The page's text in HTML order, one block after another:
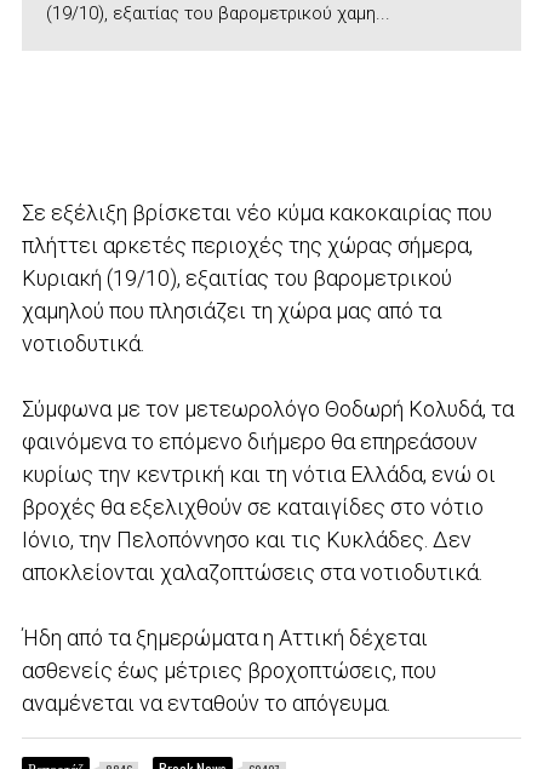
(19/10), εξαιτίας του βαρομετρικού χαμη...
Σε εξέλιξη βρίσκεται νέο κύμα κακοκαιρίας που
πλήττει αρκετές περιοχές της χώρας σήμερα,
Κυριακή (19/10), εξαιτίας του βαρομετρικού
χαμηλού που πλησιάζει τη χώρα μας από τα
νοτιοδυτικά.
Σύμφωνα με τον μετεωρολόγο Θοδωρή Κολυδά, τα
φαινόμενα το επόμενο διήμερο θα επηρεάσουν
κυρίως την κεντρική και τη νότια Ελλάδα, ενώ οι
βροχές θα εξελιχθούν σε καταιγίδες στο νότιο
Ιόνιο, την Πελοπόννησο και τις Κυκλάδες. Δεν
αποκλείονται χαλαζοπτώσεις στα νοτιοδυτικά.
Ήδη από τα ξημερώματα η Αττική δέχεται
ασθενείς έως μέτριες βροχοπτώσεις, που
αναμένεται να ενταθούν το απόγευμα.